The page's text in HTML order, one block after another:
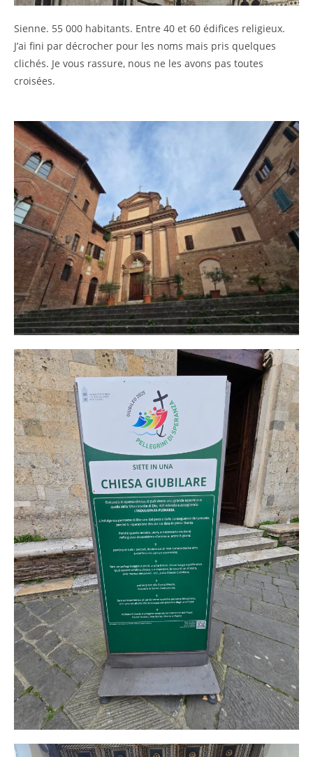
Sienne. 55 000 habitants. Entre 40 et 60 édifices religieux.
J’ai fini par décrocher pour les noms mais pris quelques
clichés. Je vous rassure, nous ne les avons pas toutes
croisées.